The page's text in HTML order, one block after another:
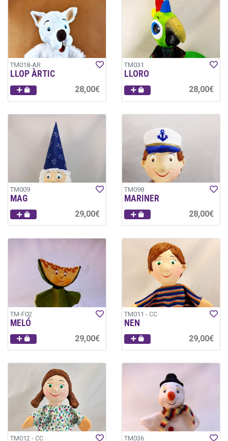
TM018-AR
LLOP ÀRTIC
28,00€
TM031
LLORO
28,00€
TM009
MAG
29,00€
TM098
MARINER
28,00€
TM-F02
MELÓ
29,00€
TM011 - CC
NEN
29,00€
TM012 - CC TM036